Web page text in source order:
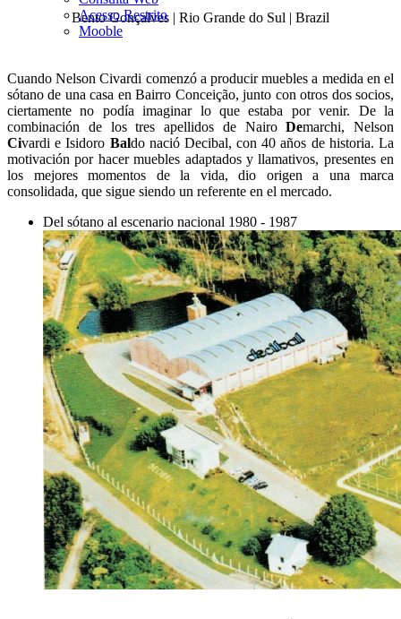
Acesso Restrito
Mooble
Bento Gonçalves | Rio Grande do Sul | Brazil
Cuando Nelson Civardi comenzó a producir muebles a medida en el
sótano de una casa en Bairro Conceição, junto con otros dos socios,
ciertamente no podía imaginar lo que estaba por venir. De la
combinación de los tres apellidos de NairoDemarchi, Nelson
Civardi e Isidoro Baldo nació Decibal, con 40 años de historia. La
motivación por hacer muebles adaptados y llamativos, presentes en
los mejores momentos de la vida, dio origen a una marca
consolidada, que sigue siendo un referente en el mercado.
Del sótano al escenario nacional 1980 - 1987